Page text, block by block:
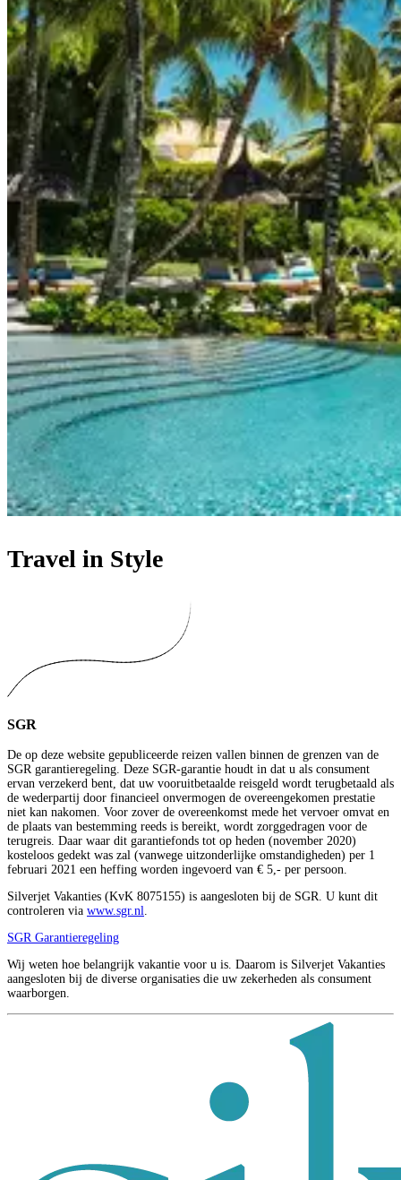
Travel in Style
SGR
De op deze website gepubliceerde reizen vallen binnen de grenzen van de
SGR garantieregeling. Deze SGR-garantie houdt in dat u als consument
ervan verzekerd bent, dat uw vooruitbetaalde reisgeld wordt terugbetaald als
de wederpartij door financieel onvermogen de overeengekomen prestatie
niet kan nakomen. Voor zover de overeenkomst mede het vervoer omvat en
de plaats van bestemming reeds is bereikt, wordt zorggedragen voor de
terugreis. Daar waar dit garantiefonds tot op heden (november 2020)
kosteloos gedekt was zal (vanwege uitzonderlijke omstandigheden) per 1
februari 2021 een heffing worden ingevoerd van € 5,- per persoon.
Silverjet Vakanties (KvK 8075155) is aangesloten bij de SGR. U kunt dit
controleren via www.sgr.nl.
SGR Garantieregeling
Wij weten hoe belangrijk vakantie voor u is. Daarom is Silverjet Vakanties
aangesloten bij de diverse organisaties die uw zekerheden als consument
waarborgen.